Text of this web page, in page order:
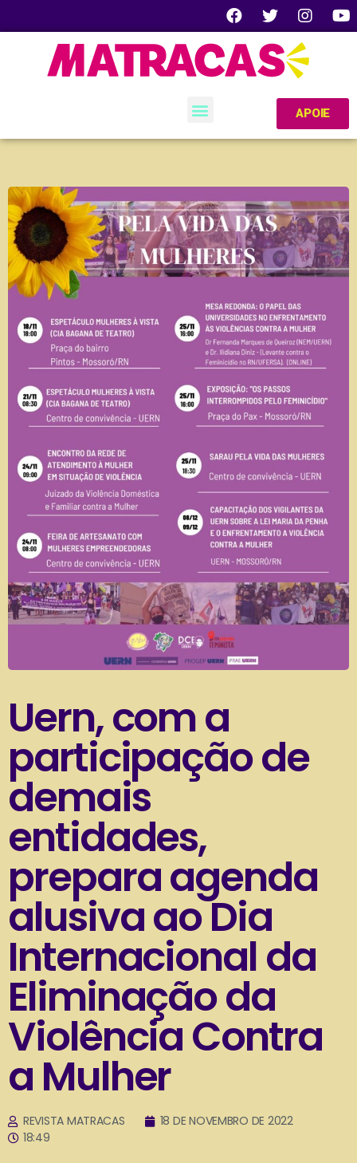
APOIE
Uern, com a
participação de
demais
entidades,
prepara agenda
alusiva ao Dia
Internacional da
Eliminação da
Violência Contra
a Mulher
REVISTA MATRACAS
18 DE NOVEMBRO DE 2022
18:49